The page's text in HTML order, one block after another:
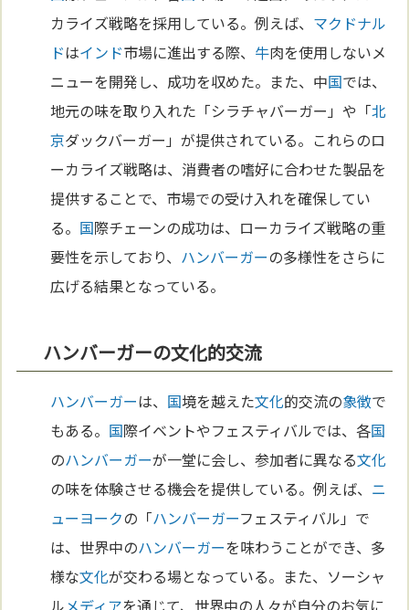
カライズ戦略を採用している。例えば、 マクドナル
ドはインド市場に進出する際、 牛肉を使用しないメ
ニューを開発し、成功を収めた。また、中国では、
地元の味を取り入れた「シラチャバーガー」や「北
京ダックバーガー」が提供されている。これらのロ
ーカライズ戦略は、消費者の嗜好に合わせた製品を
提供することで、市場での受け入れを確保してい
る。 国際チェーンの成功は、ローカライズ戦略の重
要性を示しており、 ハンバーガーの多様性をさらに
広げる結果となっている。
ハンバーガーの文化的交流
ハンバーガーは、 国境を越えた文化的交流の象徴で
もある。 国際イベントやフェスティバルでは、各国
のハンバーガーが一堂に会し、参加者に異なる文化
の味を体験させる機会を提供している。例えば、 ニ
ューヨークの「ハンバーガーフェスティバル」で
は、世界中のハンバーガーを味わうことができ、多
様な文化が交わる場となっている。また、ソーシャ